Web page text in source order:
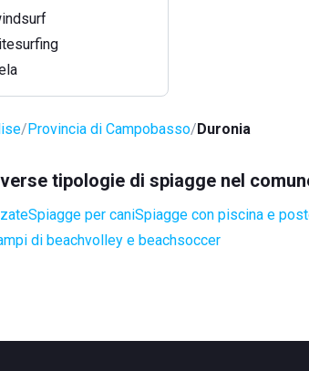
Provincia di Campobasso Duronia
tipologie di spiagge nel
Spiagge per caniSpiagge con piscina e
di beachvolley e beachsoccer